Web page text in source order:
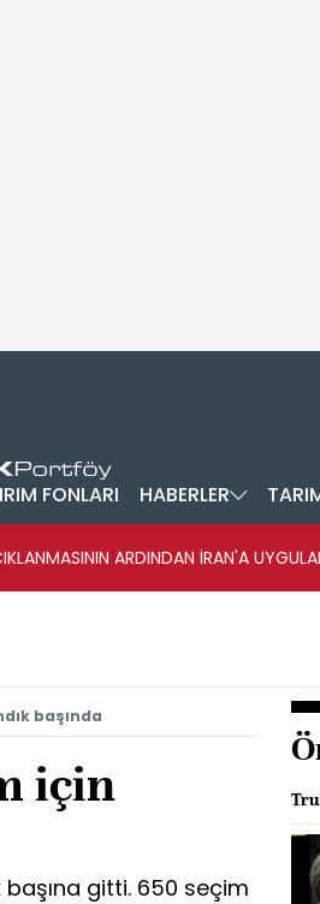
FONLARI HABERLER
ARDINDAN İRAN'A
başında
için
gitti. 650 seçim